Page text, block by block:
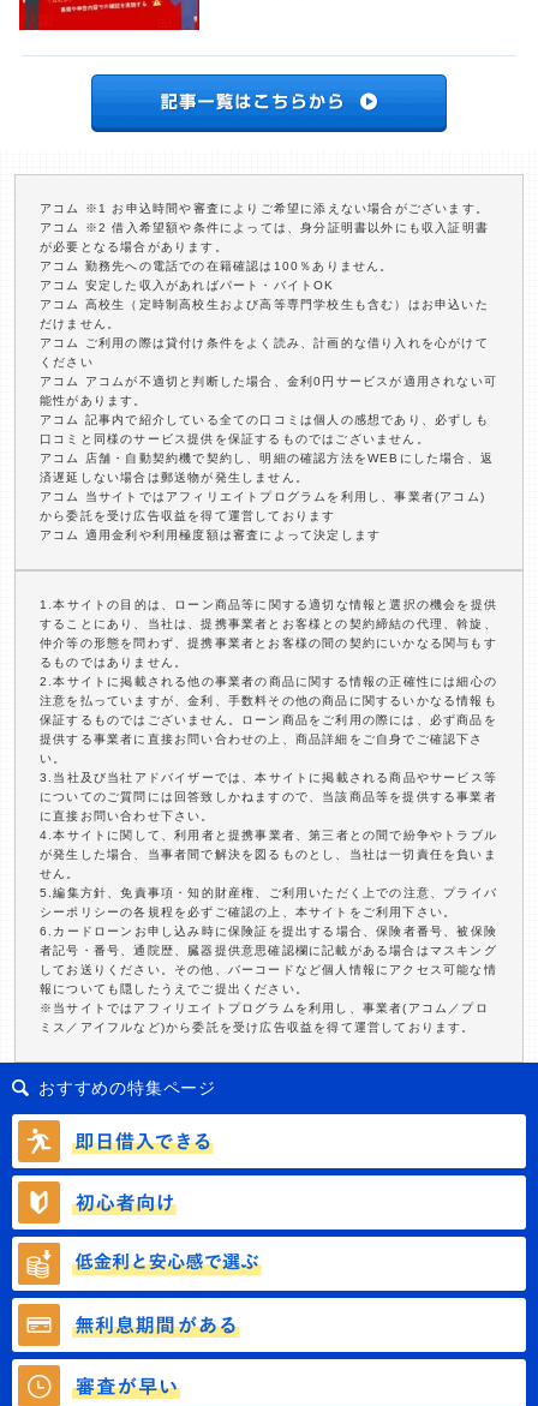
アコム ※1 お申込時間や審査によりご希望に添えない場合がございます。
アコム ※2 借入希望額や条件によっては、身分証明書以外にも収入証明書
が必要となる場合があります。
アコム 勤務先への電話での在籍確認は100％ありません。
アコム 安定した収入があればパート・バイトOK
アコム 高校生（定時制高校生および高等専門学校生も含む）はお申込いた
だけません。
アコム ご利用の際は貸付け条件をよく読み、計画的な借り入れを心がけて
ください
アコム アコムが不適切と判断した場合、金利0円サービスが適用されない可
能性があります。
アコム 記事内で紹介している全ての口コミは個人の感想であり、必ずしも
口コミと同様のサービス提供を保証するものではございません。
アコム 店舗・自動契約機で契約し、明細の確認方法をWEBにした場合、返
済遅延しない場合は郵送物が発生しません。
アコム 当サイトではアフィリエイトプログラムを利用し、事業者(アコム)
から委託を受け広告収益を得て運営しております
アコム 適用金利や利用極度額は審査によって決定します
1.本サイトの目的は、ローン商品等に関する適切な情報と選択の機会を提供
することにあり、当社は、提携事業者とお客様との契約締結の代理、斡旋、
仲介等の形態を問わず、提携事業者とお客様の間の契約にいかなる関与もす
るものではありません。
2.本サイトに掲載される他の事業者の商品に関する情報の正確性には細心の
注意を払っていますが、金利、手数料その他の商品に関するいかなる情報も
保証するものではございません。ローン商品をご利用の際には、必ず商品を
提供する事業者に直接お問い合わせの上、商品詳細をご自身でご確認下さ
い。
3.当社及び当社アドバイザーでは、本サイトに掲載される商品やサービス等
についてのご質問には回答致しかねますので、当該商品等を提供する事業者
に直接お問い合わせ下さい。
4.本サイトに関して、利用者と提携事業者、第三者との間で紛争やトラブル
が発生した場合、当事者間で解決を図るものとし、当社は一切責任を負いま
せん。
5.編集方針、免責事項・知的財産権、ご利用いただく上での注意、プライバ
シーポリシーの各規程を必ずご確認の上、本サイトをご利用下さい。
6.カードローンお申し込み時に保険証を提出する場合、保険者番号、被保険
者記号・番号、通院歴、臓器提供意思確認欄に記載がある場合はマスキング
してお送りください。その他、バーコードなど個人情報にアクセス可能な情
報についても隠したうえでご提出ください。
※当サイトではアフィリエイトプログラムを利用し、事業者(アコム／プロ
ミス／アイフルなど)から委託を受け広告収益を得て運営しております。
おすすめの特集ページ